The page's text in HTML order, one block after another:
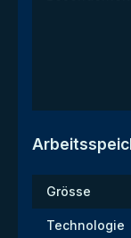
Grösse
Technologie